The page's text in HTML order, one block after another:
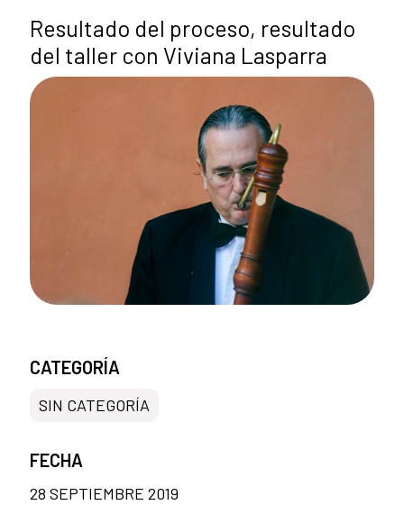
Resultado del proceso, resultado
del taller con Viviana Lasparra
CATEGORÍA
SIN CATEGORÍA
FECHA
28 SEPTIEMBRE 2019